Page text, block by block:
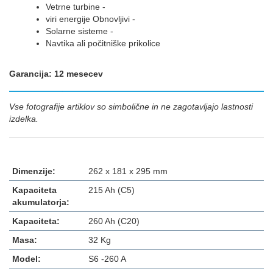
Vetrne turbine -
viri energije Obnovljivi -
Solarne sisteme -
Navtika ali počitniške prikolice
Garancija: 12 mesecev
Vse fotografije artiklov so simbolične in ne zagotavljajo lastnosti
izdelka.
Dimenzije:
262 x 181 x 295 mm
Kapaciteta
akumulatorja:
215 Ah (C5)
Kapaciteta:
260 Ah (C20)
Masa:
32 Kg
Model:
S6 -260 A